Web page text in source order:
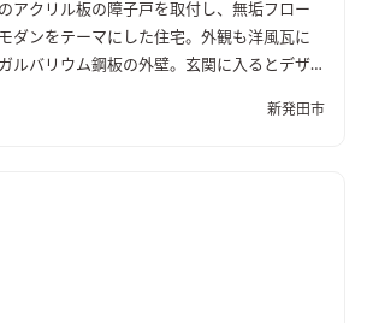
アクリル板の障子戸を取付し、無垢フロー
ダンをテーマにした住宅。外観も洋風瓦に
ルバリウム鋼板の外壁。玄関に入るとデザ
ルシーズン快適な高気密高断熱オール電化住
新発田市